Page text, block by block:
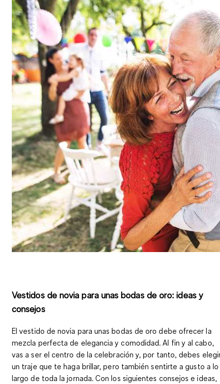
Vestidos de novia para unas bodas de oro: ideas y
consejos
El vestido de novia para unas bodas de oro debe ofrecer la
mezcla perfecta de elegancia y comodidad. Al fin y al cabo,
vas a ser el centro de la celebración y, por tanto, debes
un traje que te haga brillar, pero tambiénsentirte a gusto a lo
largo de toda la jornada. Con los siguientes consejos e ideas,